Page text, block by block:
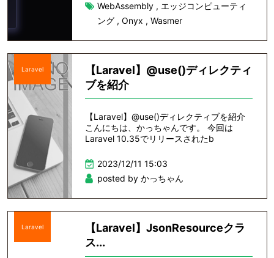
WebAssembly, エッジコンピューティ
ング, Onyx , Wasmer
Laravel
【Laravel】@use()ディレクティ
ブを紹介
【Laravel】@use()ディレクティブを紹介
こんにちは、かっちゃんです。 今回は
Laravel 10.35でリリースされたb
2023/12/11 15:03
posted by かっちゃん
Laravel
【Laravel】JsonResourceクラ
ス...